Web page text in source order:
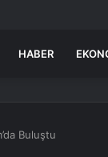
HABER
Buluştu